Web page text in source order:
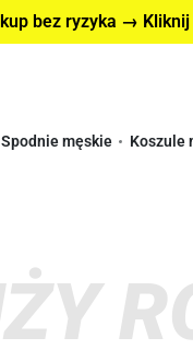
bez ryzyka →
Spodnie męskie Koszule